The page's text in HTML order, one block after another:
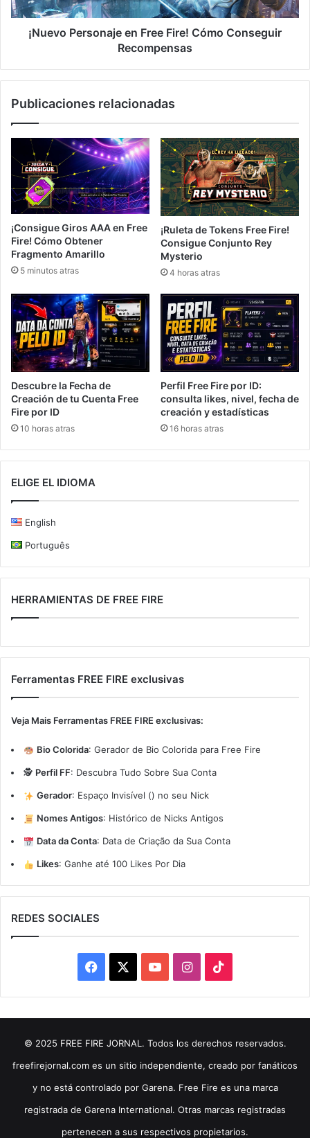
¡Nuevo Personaje en Free Fire! Cómo Conseguir
Recompensas
Publicaciones relacionadas
¡Consigue Giros AAA en Free
Fire! Cómo Obtener
Fragmento Amarillo
5 minutos atras
¡Ruleta de Tokens Free Fire!
Consigue Conjunto Rey
Mysterio
4 horas atras
Descubre la Fecha de
Creación de tu Cuenta Free
Fire por ID
10 horas atras
Perfil Free Fire por ID:
consulta likes, nivel, fecha de
creación y estadísticas
16 horas atras
ELIGE EL IDIOMA
English
Português
HERRAMIENTAS DE FREE FIRE
Ferramentas FREE FIRE exclusivas
Veja Mais Ferramentas FREE FIRE exclusivas:
Bio Colorida: Gerador de Bio Colorida para Free Fire
🕵️ Perfil FF: Descubra Tudo Sobre Sua Conta
Gerador: Espaço Invisível (ㅤ) no seu Nick
Nomes Antigos: Histórico de Nicks Antigos
Data da Conta: Data de Criação da Sua Conta
Likes: Ganhe até 100 Likes Por Dia
REDES SOCIALES
Facebook YouTubeInstagram
© 2025 FREE FIRE JORNAL. Todos los derechos reservados.
freefirejornal.com es un sitio independiente, creado por fanáticos
y no está controlado por Garena. Free Fire es una marca
registrada de Garena International. Otras marcas registradas
pertenecen a sus respectivos propietarios.